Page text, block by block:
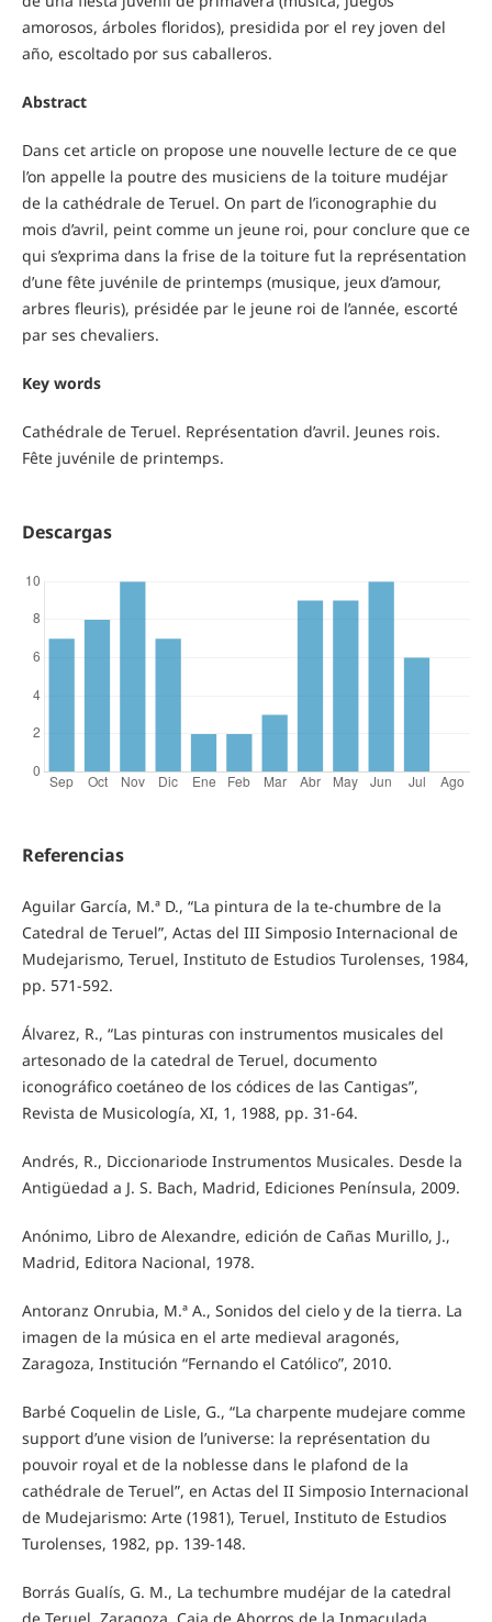
amorosos, árboles floridos), presidida por el rey joven del
año, escoltado por sus caballeros.
Abstract
Dans cet article on propose une nouvelle lecture de ce que
l’on appelle la poutre des musiciens de la toiture mudéjar
de la cathédrale de Teruel. On part de l’iconographie du
mois d’avril, peint comme un jeune roi, pour conclure que ce
qui s’exprima dans la frise de la toiture fut la représentation
d’une fête juvénile de printemps (musique, jeux d’amour,
arbres fleuris), présidée par le jeune roi de l’année, escorté
par ses chevaliers.
Key words
Cathédrale de Teruel. Représentation d’avril. Jeunes rois.
Fête juvénile de printemps.
Descargas
Referencias
Aguilar García, M.ª D., “La pintura de la te-chumbre de la
Catedral de Teruel”, Actas del III Simposio Internacional de
Mudejarismo, Teruel, Instituto de Estudios Turolenses, 1984,
pp. 571-592.
Álvarez, R., “Las pinturas con instrumentos musicales del
artesonado de la catedral de Teruel, documento
iconográfico coetáneo de los códices de las Cantigas”,
Revista de Musicología, XI, 1, 1988, pp. 31-64.
Andrés, R., Diccionariode Instrumentos Musicales. Desde la
Antigüedad a J. S. Bach, Madrid, Ediciones Península, 2009.
Anónimo, Libro de Alexandre, edición de Cañas Murillo, J.,
Madrid, Editora Nacional, 1978.
Antoranz Onrubia, M.ª A., Sonidos del cielo y de la tierra. La
imagen de la música en el arte medieval aragonés,
Zaragoza, Institución “Fernando el Católico”, 2010.
Barbé Coquelin de Lisle, G., “La charpente mudejare comme
support d’une vision de l’universe: la représentation du
pouvoir royal et de la noblesse dans le plafond de la
cathédrale de Teruel”, en Actas del II Simposio Internacional
de Mudejarismo: Arte (1981), Teruel, Instituto de Estudios
Turolenses, 1982, pp. 139-148.
Borrás Gualís, G. M., La techumbre mudéjar de la catedral